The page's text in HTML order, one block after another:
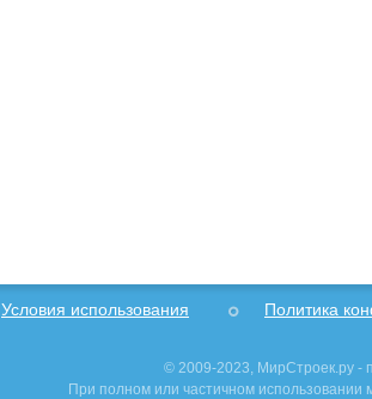
Условия использования Политика
© 2009-2023, МирСтроек.ру -
При полном или частичном использовании